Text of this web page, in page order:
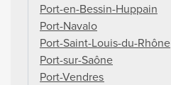
Port-en-Bessin-Huppain
Port-Navalo
Port-Saint-Louis-du-Rhône
Port-sur-Saône
Port-Vendres